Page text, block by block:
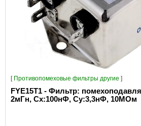
[ Противопомеховые фильтры другие ]
FYE15T1 - Фильтр:
2мГн, Сх:100нФ, Су:3,3нФ, 10МОм